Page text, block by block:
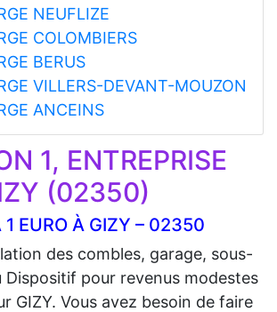
NEUFLIZE
COLOMBIERS
BERUS
VILLERS-DEVANT-MOUZON
ANCEINS
1, ENTREPRISE
(02350)
1 EURO À GIZY – 02350
des combles, garage, sous-
pour revenus modestes
GIZY. Vous avez besoin de faire